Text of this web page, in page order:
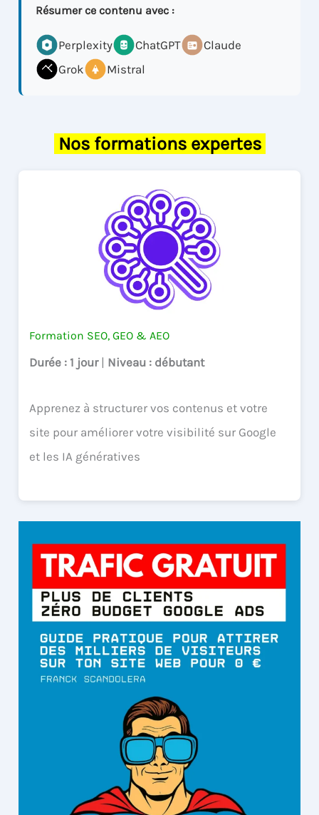
Résumer ce contenu avec :
Perplexity ChatGPT
Claude
Grok
Mistral
Nos formations expertes
Formation SEO, GEO & AEO
Durée : 1 jour | Niveau : débutant
Apprenez à structurer vos contenus et votre
site pour améliorer votre visibilité sur Google
et les IA génératives